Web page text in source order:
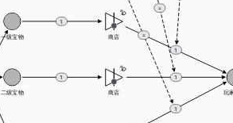
一级宝物
二级宝物
商店
商店
1
1
玩
1
1
1
=
=